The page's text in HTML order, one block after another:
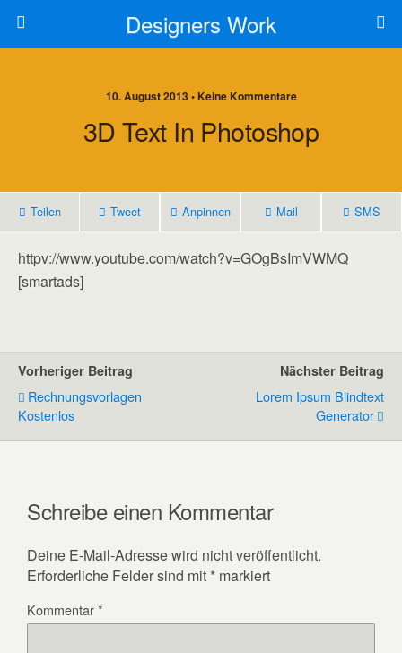
Designers Work
10. August 2013 • Keine Kommentare
3D Text In Photoshop
Teilen Tweet Anpinnen Mail SMS
httpv://www.youtube.com/watch?v=GOgBsImVWMQ
[smartads]
Vorheriger Beitrag
Rechnungsvorlagen
Kostenlos
Nächster Beitrag
Lorem Ipsum Blindtext
Generator
Schreibe einen Kommentar
Deine E-Mail-Adresse wird nicht veröffentlicht.
Erforderliche Felder sind mit * markiert
Kommentar*